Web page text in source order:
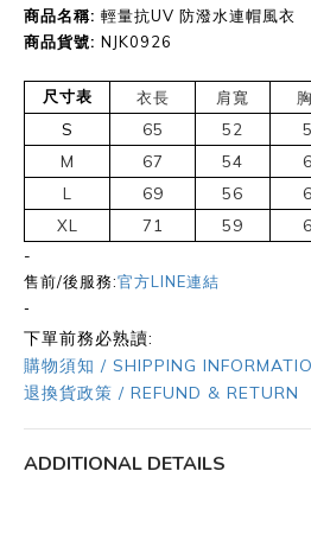
商品名稱: 輕量抗UV 防潑水連帽風衣
商品貨號: NJK0926
尺寸表 衣長 肩寬
S
65 52
M
67 54
L
69 56
XL
71 59
-
售前/後服務:官方LINE連結
-
下單前務必熟讀:
購物須知 / SHIPPING
退換貨政策 / REFUND & RETURN
ADDITIONAL DETAILS